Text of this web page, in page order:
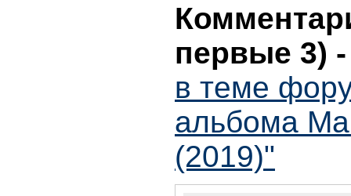
первые 3)
в теме
альбома
(2019)"